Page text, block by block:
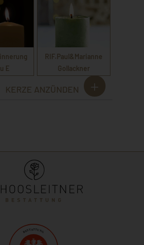
E
RIF.Paul&Marianne
Gollackner
KERZE ANZÜNDEN